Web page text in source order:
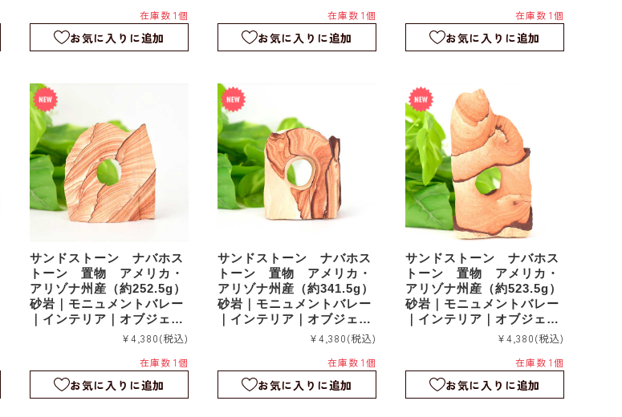
在庫数 1個
お気に入りに追加
在庫数 1個
お気に入りに追加
在庫数 1個
お気に入りに追加
サンドストーン ナバホス
トーン 置物 アメリカ・
アリゾナ州産（約252.5g）
砂岩｜モニュメントバレー
｜インテリア｜オブジェ｜
¥4,380(税込)
在庫数 1個
お気に入りに追加
サンドストーン ナバホス
トーン 置物 アメリカ・
アリゾナ州産（約341.5g）
砂岩｜モニュメントバレー
｜インテリア｜オブジェ｜
¥4,380(税込)
在庫数 1個
お気に入りに追加
サンドストーン ナバホス
トーン 置物 アメリカ・
アリゾナ州産（約523.5g）
砂岩｜モニュメントバレー
｜インテリア｜オブジェ｜
¥4,380(税込)
在庫数 1個
お気に入りに追加